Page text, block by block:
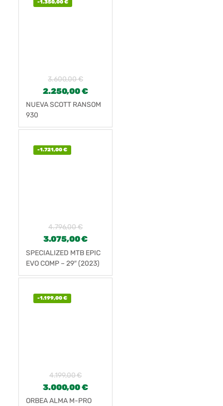
-1.350,00€
3.600,00€
2.250,00€
NUEVA SCOTT RANSOM
930
-1.721,00€
4.796,00€
3.075,00€
SPECIALIZED MTB EPIC
EVO COMP – 29″ (2023)
-1.199,00€
4.199,00€
3.000,00€
ORBEA ALMA M-PRO